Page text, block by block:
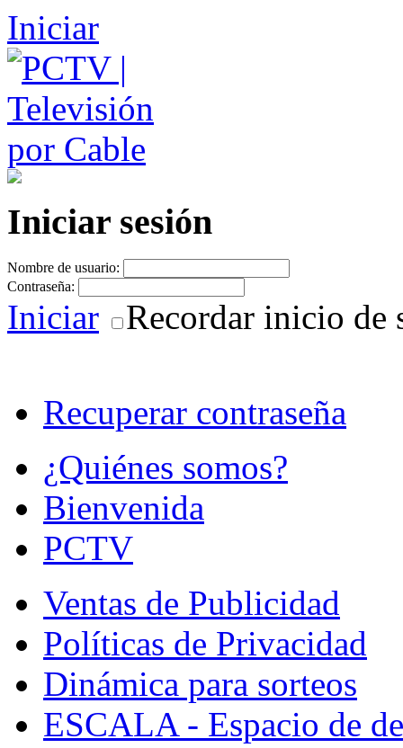
Iniciar
Iniciar sesión
Nombre de usuario:
Contraseña:
Iniciar Recordar inicio de
Recuperar contraseña
¿Quiénes somos?
Bienvenida
PCTV
Ventas de Publicidad
Políticas de Privacidad
Dinámica para sorteos
ESCALA - Espacio de